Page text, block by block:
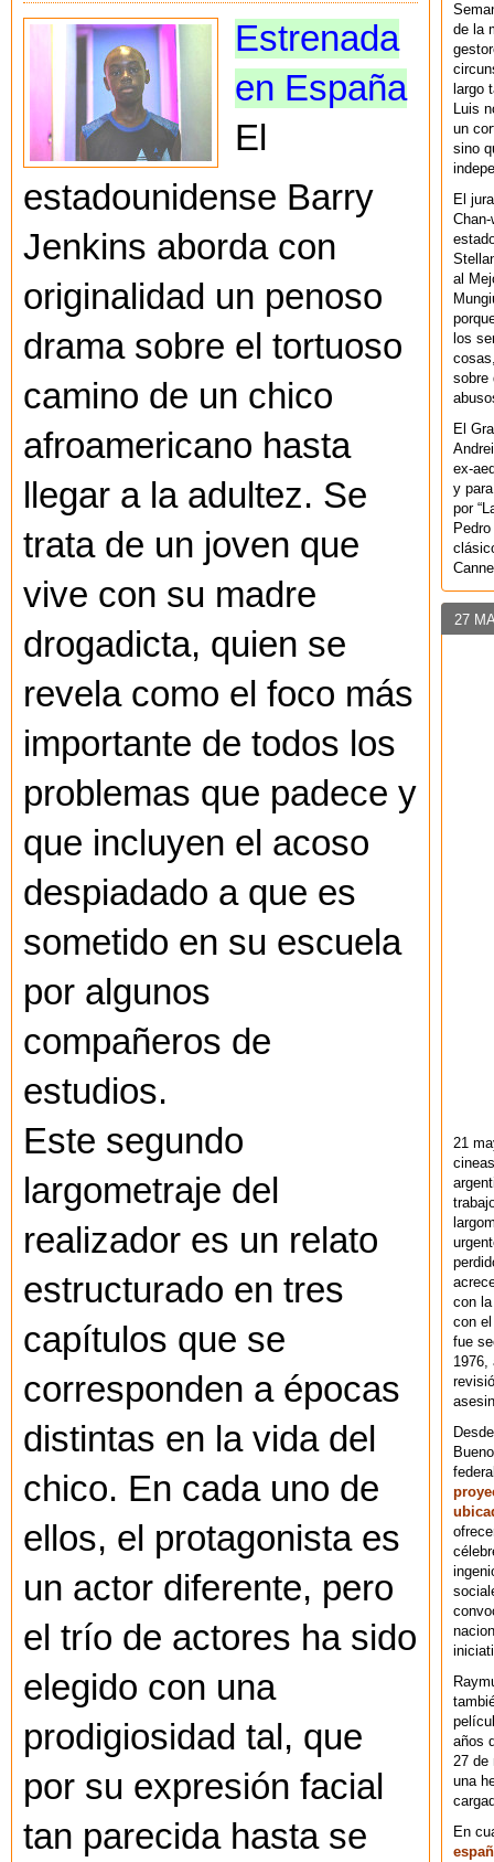
Estrenada
en España
El
estadounidense Barry
Jenkins aborda con
originalidad un penoso
drama sobre el tortuoso
camino de un chico
afroamericano hasta
llegar a la adultez. Se
trata de un joven que
vive con su madre
drogadicta, quien se
revela como el foco más
importante de todos los
problemas que padece y
que incluyen el acoso
despiadado a que es
sometido en su escuela
por algunos
compañeros de
estudios.
Este segundo
largometraje del
realizador es un relato
estructurado en tres
capítulos que se
corresponden a épocas
distintas en la vida del
chico. En cada uno de
ellos, el protagonista es
un actor diferente, pero
el trío de actores ha sido
elegido con una
prodigiosidad tal, que
por su expresión facial
tan parecida hasta se
de la
largo
Luis
un
sino
El
al
los
sobre
El
ex-
y
por
27
21
con
con
fue
1976,
años
27 de
una
En